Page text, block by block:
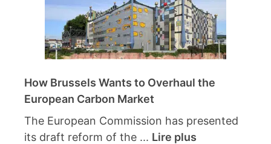
How Brussels Wants to Overhaul the
European Carbon Market
The European Commission has presented
its draft reform of the ... Lire plus